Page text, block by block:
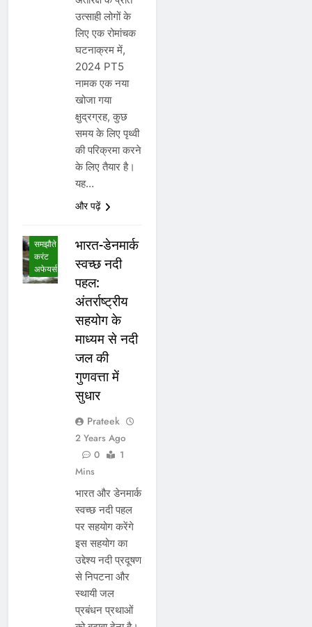
उत्साही लोगों के
लिए एक रोमांचक
घटनाक्रम में,
2024 PT5
नामक एक नया
खोजा गया
क्षुद्रग्रह, कुछ
समय के लिए पृथ्वी
की परिक्रमा करने
के लिए तैयार है।
यह…
और पढ़ें
समझौते
करंट
अफेयर्स
भारत-डेनमार्क
स्वच्छ नदी
पहल:
अंतर्राष्ट्रीय
सहयोग के
माध्यम से नदी
जल की
गुणवत्ता में
सुधार
Prateek
2 Years Ago
0
1
Mins
भारत और डेनमार्क
स्वच्छ नदी पहल
पर सहयोग करेंगे
इस सहयोग का
उद्देश्य नदी प्रदूषण
से निपटना और
स्थायी जल
प्रबंधन प्रथाओं